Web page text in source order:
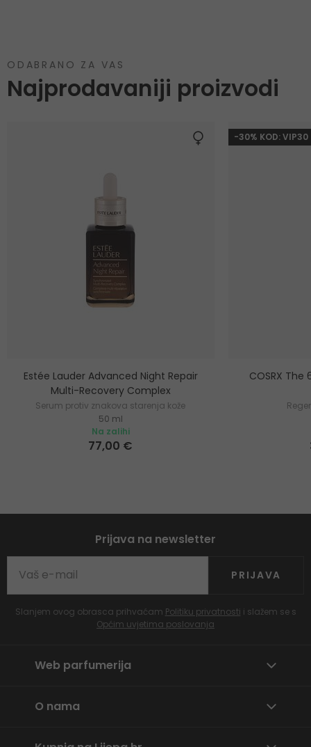
ODABRANO ZA VAS
Najprodavaniji proizvodi
Estée Lauder Advanced Night Repair
Multi-Recovery Complex
Serum protiv znakova starenja kože
50 ml
Na zalihi
77,00 €
-30% KOD: VIP30
COSRX The
Prijava na newsletter
PRIJAVA
Slanjem ovog obrasca prihvaćam Politiku privatnosti i slažem se s
Općim uvjetima poslovanja
Web parfumerija
O nama